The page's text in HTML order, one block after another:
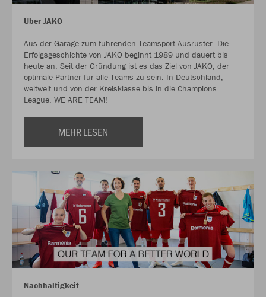
Über JAKO
Aus der Garage zum führenden Teamsport-Ausrüster. Die
Erfolgsgeschichte von JAKO beginnt 1989 und dauert bis
heute an. Seit der Gründung ist es das Ziel von JAKO, der
optimale Partner für alle Teams zu sein. In Deutschland,
weltweit und von der Kreisklasse bis in die Champions
League. WE ARE TEAM!
MEHR LESEN
Nachhaltigkeit